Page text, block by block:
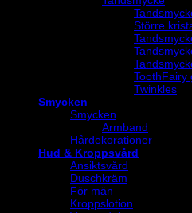
Större
ToothFairy
Twinkles
Smycken
Smycken
Armband
Hårdekorationer
Hud & Kroppsvård
Ansiktsvård
Duschkräm
För män
Kroppslotion